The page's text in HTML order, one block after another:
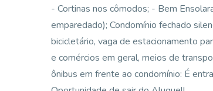
- Cortinas nos cômodos; - Bem
emparedado); Condomínio fechado
bicicletário, vaga de estacionamento
e comércios em geral, meios de
ônibus em frente ao condomínio: É